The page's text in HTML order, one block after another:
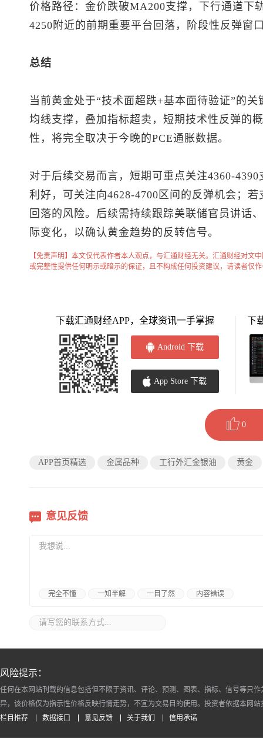
价格路径：金价跌破MA200支撑，下行通道下
4250附近的前期重要平台回落，阶段性反弹窗
总结
当前黄金处于“技术面超跌+基本面待验证”的
均线支撑，叠加指标超卖，短期技术性反弹的
性，将完全取决于今晚的PCE通胀数据。
对于后续交易而言，短期可重点关注4360-
利好，可关注向4628-4700区间的反弹机会；
回落的风险。后续需持续跟踪美联储官员讲话
际变化，以确认黄金趋势的反转信号。
【免责声明】本文仅代表作者本人观点，与汇通财经无关。汇通财经对文
或完整性提供任何明示或暗示的保证，且不构成任何投资建议，请读者仅
下载汇通财经APP，全球资讯一手掌握
Android 下载
App Store 下载
下
0
APP首页精选 金属品种 工行外汇金银油 黄金
意见反馈
完全不懂 一知半解 一目了然 内容错误
风险提示：
任何在本网站刊载的信息包括但不限于资讯、评论、预测、图表、指标、信号等只
异，该价格仅为指示性价格反映行情走势，不宜为交易目的使用。投资者依据本网
栏目推荐
数据接口 意见反馈 关于我们 信用承诺